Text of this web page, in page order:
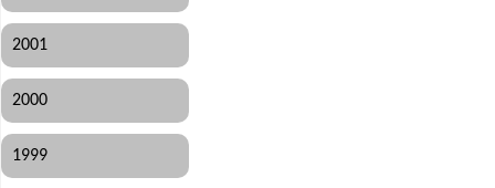
2001
2000
1999